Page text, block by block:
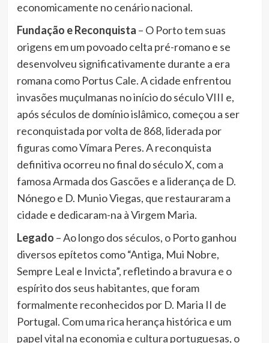
economicamente no cenário nacional.
Fundação e Reconquista – O Porto tem suas
origens em um povoado celta pré-romano e se
desenvolveu significativamente durante a era
romana como Portus Cale. A cidade enfrentou
invasões muçulmanas no início do século VIII e,
após séculos de domínio islâmico, começou a ser
reconquistada por volta de 868, liderada por
figuras como Vímara Peres. A reconquista
definitiva ocorreu no final do século X, com a
famosa Armada dos Gascões e a liderança de D.
Nónego e D. Munio Viegas, que restauraram a
cidade e dedicaram-na à Virgem Maria.
Legado – Ao longo dos séculos, o Porto ganhou
diversos epítetos como “Antiga, Mui Nobre,
Sempre Leal e Invicta”, refletindo a bravura e o
espírito dos seus habitantes, que foram
formalmente reconhecidos por D. Maria II de
Portugal. Com uma rica herança histórica e um
papel vital na economia e cultura portuguesas, o